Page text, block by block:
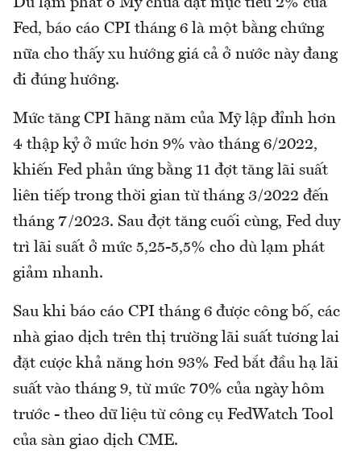
Fed, báo cáo CPI tháng 6 là một bằng chứng
nữa cho thấy xu hướng giá cả ở nước này đang
đi đúng hướng.
Mức tăng CPI hãng năm của Mỹ lập đỉnh hơn
4 thập kỷ ở mức hơn 9% vào tháng 6/2022,
khiến Fed phản ứng bằng 11 đợt tăng lãi suất
liên tiếp trong thời gian từ tháng 3/2022 đến
tháng 7/2023. Sau đợt tăng cuối cùng, Fed duy
trì lãi suất ở mức 5,25-5,5% cho dù lạm phát
giảm nhanh.
Sau khi báo cáo CPI tháng 6 được công bố, các
nhà giao dịch trên thị trường lãi suất tương lai
đặt cược khả năng hơn 93% Fed bắt đầu hạ lãi
suất vào tháng 9, từ mức 70% của ngày hôm
trước - theo dữ liệu từ công cụ FedWatch Tool
của sàn giao dịch CME.